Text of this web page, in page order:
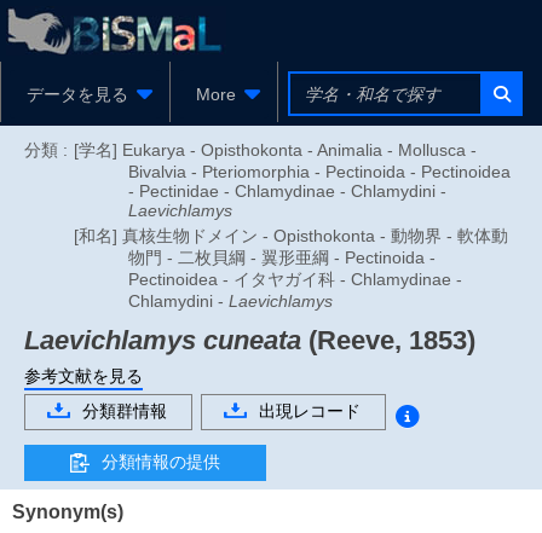
データを見る More
分類 : [学名] Eukarya - Opisthokonta - Animalia - Mollusca -
Bivalvia - Pteriomorphia - Pectinoida - Pectinoidea
- Pectinidae - Chlamydinae - Chlamydini -
Laevichlamys
[和名] 真核生物ドメイン - Opisthokonta - 動物界 - 軟体動
物門 - 二枚貝綱 - 翼形亜綱 - Pectinoida -
Pectinoidea - イタヤガイ科 - Chlamydinae -
Chlamydini - Laevichlamys
Laevichlamys cuneata (Reeve, 1853)
参考文献を見る
分類群情報
出現レコード
分類情報の提供
Synonym(s)